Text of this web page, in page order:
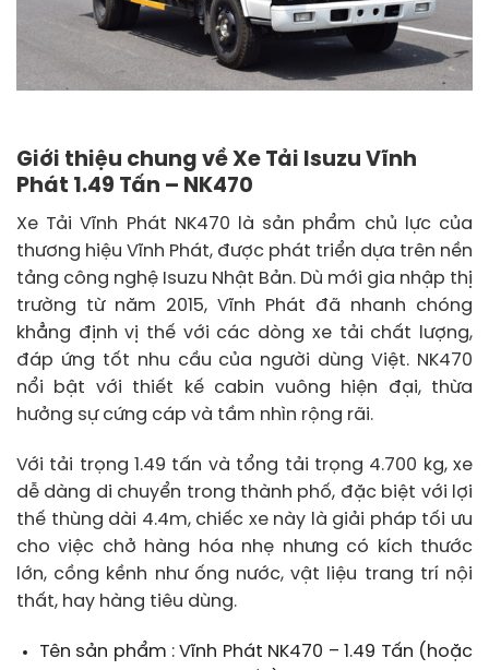
Giới thiệu chung về Xe Tải Isuzu Vĩnh
Phát 1.49 Tấn – NK470
Xe Tải Vĩnh Phát NK470 là sản phẩm chủ lực của
thương hiệu Vĩnh Phát, được phát triển dựa trên nền
tảng công nghệ Isuzu Nhật Bản. Dù mới gia nhập thị
trường từ năm 2015, Vĩnh Phát đã nhanh chóng
khẳng định vị thế với các dòng xe tải chất lượng,
đáp ứng tốt nhu cầu của người dùng Việt. NK470
nổi bật với thiết kế cabin vuông hiện đại, thừa
hưởng sự cứng cáp và tầm nhìn rộng rãi.
Với tải trọng 1.49 tấn và tổng tải trọng 4.700 kg, xe
dễ dàng di chuyển trong thành phố, đặc biệt với lợi
thế thùng dài 4.4m, chiếc xe này là giải pháp tối ưu
cho việc chở hàng hóa nhẹ nhưng có kích thước
lớn, cồng kềnh như ống nước, vật liệu trang trí nội
thất, hay hàng tiêu dùng.
Tên sản phẩm : Vĩnh Phát NK470 – 1.49 Tấn (hoặc